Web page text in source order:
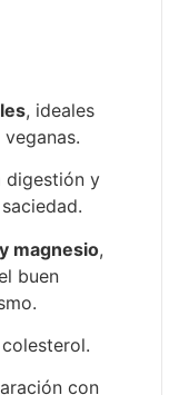
, ideales
digestión y
magnesio,
buen
con